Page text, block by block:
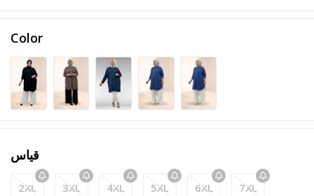
Color
قياس
2XL 3XL 4XL 5XL 6XL 7XL